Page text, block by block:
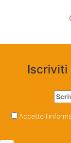
Iscriviti
Accetto